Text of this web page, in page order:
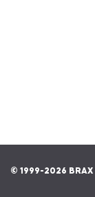
© 1999-2026 BRAX